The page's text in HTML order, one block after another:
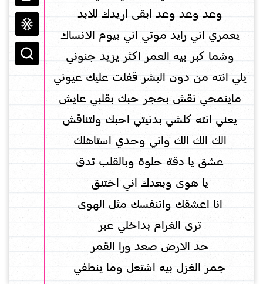
وعد وعد وعد ابقى اريدك للابد
يعمري اني رايد موتي اني بيوم الانساك
وشما كبر بيه العمر اكثر يزيد جنوني
يلي انته من دون البشر قفلت عليك عيوني
ماينمحي نقش بحجر حبك بقلبي عايش
يعني انته كلشي بدنيتي احبك ولتناقش
الك الك الك واني وحدي استاهلك
عشق يا دقة حلوة وبالقلب تدق
يا هوى وبعدك اني اختنق
انا اعشقك واتنفسك مثل الهوى
ترى الغرام بداخلي عبر
حد الارض صعد ورا القمر
جمر الغزل بيه اشتعل وما ينطفي